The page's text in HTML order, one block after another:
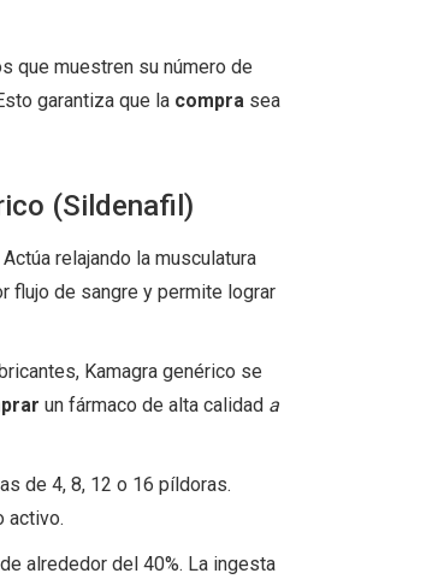
que muestren su número de
garantiza que la compra sea
(Sildenafil)
relajando la musculatura
flujo de sangre y permite lograr
Kamagra genérico se
un fármaco de alta calidad a
de 4, 8, 12 o 16 píldoras.
activo.
alrededor del 40%. La ingesta